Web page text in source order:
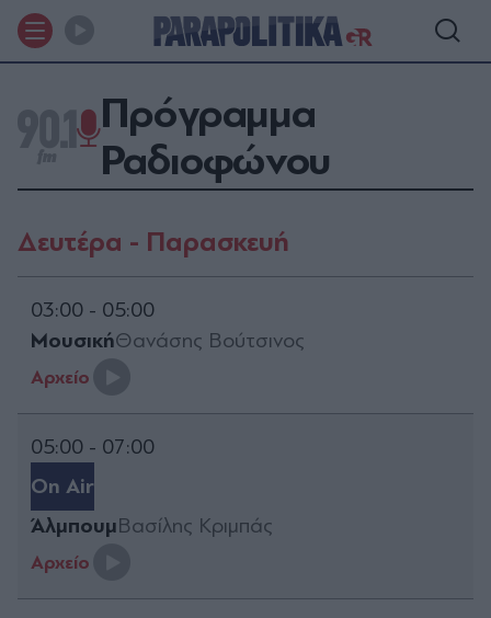
Πρόγραμμα
Ραδιοφώνου
Δευτέρα - Παρασκευή
03:00 - 05:00
ΜουσικήΘανάσης Βούτσινος
Aρχείο
05:00 - 07:00
On Air
ΆλμπουμΒασίλης Κριμπάς
Aρχείο